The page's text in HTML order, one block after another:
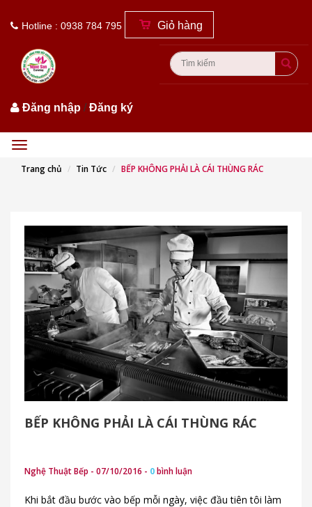
Hotline : 0938 784 795 Giỏ hàng
Đăng nhập /Đăng ký
Menu
Trang chủ Tin Tức BẾP KHÔNG PHẢI LÀ CÁI THÙNG RÁC
BẾP KHÔNG PHẢI LÀ CÁI THÙNG RÁC
Nghệ Thuật Bếp - 07/10/2016 - 0bình luận
Khi bắt đầu bước vào bếp mỗi ngày, việc đầu tiên tôi làm